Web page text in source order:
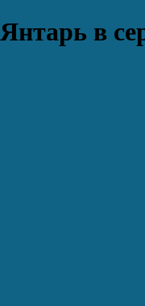
Янтарь в